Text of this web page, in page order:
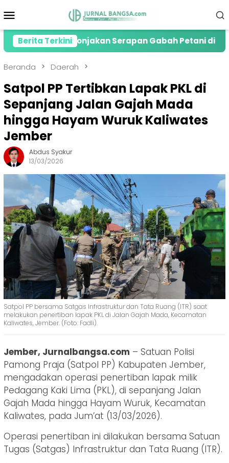
ke
Mobile
Berita Terkini
Lonjakan Serapan Gabah Petani di Jember
Beranda Daerah
Satpol PP Tertibkan Lapak PKL di
Sepanjang Jalan Gajah Mada
hingga Hayam Wuruk Kaliwates
Jember
Abdus Syakur
13/03/2026
Satpol PP bersama Satgas Infrastruktur dan Tata Ruang (ITR) saat
melakukan penertiban lapak PKL di Jalan Gajah Mada, Kecamatan
Kaliwates, Jember. (Foto: Fadli).
Jember, Jurnalbangsa.com – Satuan Polisi
Pamong Praja (Satpol PP) Kabupaten Jember,
mengadakan operasi penertiban lapak milik
Pedagang Kaki Lima (PKL), di sepanjang Jalan
Gajah Mada hingga Hayam Wuruk, Kecamatan
Kaliwates, pada Jum’at (13/03/2026).
Operasi penertiban ini dilakukan bersama Satuan
Tugas (Satgas) Infrastruktur dan Tata Ruang (ITR).